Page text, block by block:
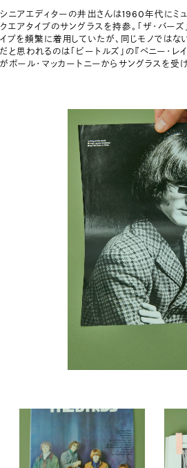
シニアエディターの井出さんは1960年代にミ
クエアタイプのサングラスを持参。「ザ・バーズ
イプを頻繁に着用していたが、同じモノではな
だと思われるのは「ビートルズ」の『ペニー・レ
がポール・マッカートニーからサングラスを受